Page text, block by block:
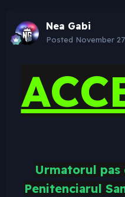
Nea Gabi
Posted November
Urmatorul pas
Penitenciarul